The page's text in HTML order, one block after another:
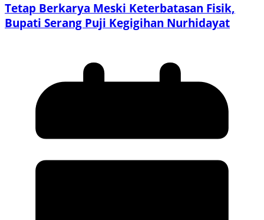
Tetap Berkarya Meski Keterbatasan Fisik,
Bupati Serang Puji Kegigihan Nurhidayat